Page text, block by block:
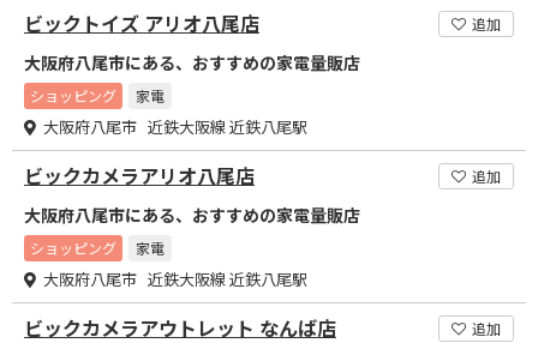
ビックトイズ アリオ八尾店 追加
大阪府八尾市にある、おすすめの家電量販店
ショッピング 家電
大阪府八尾市 近鉄大阪線 近鉄八尾駅
ビックカメラアリオ八尾店 追加
大阪府八尾市にある、おすすめの家電量販店
ショッピング 家電
大阪府八尾市 近鉄大阪線 近鉄八尾駅
ビックカメラアウトレット なんば店 追加